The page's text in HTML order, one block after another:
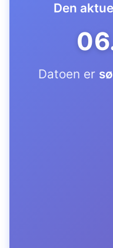
Den
Datoen er